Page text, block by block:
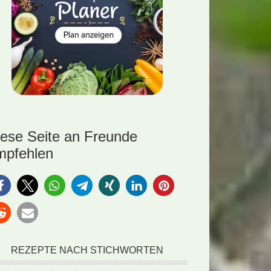
Seite an Freunde
REZEPTE NACH STICHWORTEN